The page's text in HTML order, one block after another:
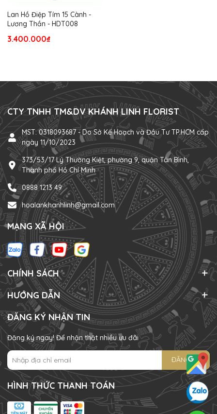
Lan Hồ Điệp Tím 15 Cành -
Lương Thần - HDT008
3.400.000₫
CTY TNHH TM&DV KHÁNH LINH FLORIST
MST: 0318093687 - Do Sở Kế Hoạch và Đầu Tư TP.HCM cấp
ngày 11/10/2023
373/53/17 Lý Thường Kiệt, phường 9, quận Tân Bình,
Thành phố Hồ Chí Minh
0888 1213 49
hoalankhanhlinh@gmail.com
MẠNG XÃ HỘI
CHÍNH SÁCH
HƯỚNG DẪN
ĐĂNG KÝ NHẬN TIN
Đăng ký ngay! Để nhận thật nhiều ưu đãi
ĐĂNG KÝ
HÌNH THỨC THANH TOÁN